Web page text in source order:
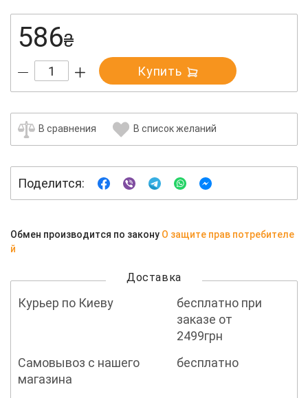
586₴
Купить
В сравнения В список желаний
Поделится:
Обмен производится по закону О защите прав потребителе
й
Доставка
Курьер по Киеву
бесплатно при
заказе от
2499грн
Самовывоз с нашего
магазина
бесплатно